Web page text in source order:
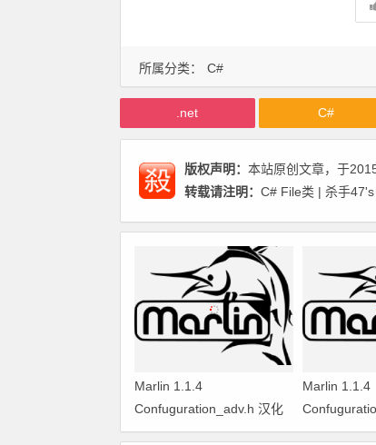
所属分类： C#
.net C#
版权声明： 本站原创文章，于
转载请注明： C# File类 | 杀手47's
Marlin 1.1.4
Confuguration_adv.h 汉化
翻译
Marlin 1.1.4